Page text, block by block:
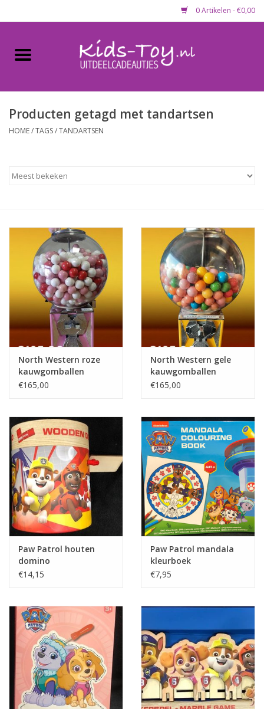
0 Artikelen - €0,00
Home
Gevulde capsules & mixen
Maandaanbieding
Lege capsules
Speelgoedautomaten
Speelgoedpakketten
Gevulde capsules & mixen
Klein speelgoed
Snoep / kauwgomballen
Producten getagd met tandartsen
HOME/TAGS/TANDARTSEN
North Western roze
kauwgomballen
automaat
€165,00
North Western gele
kauwgomballen
automaat
€165,00
Paw Patrol houten
domino
€14,15
Paw Patrol mandala
kleurboek
€7,95